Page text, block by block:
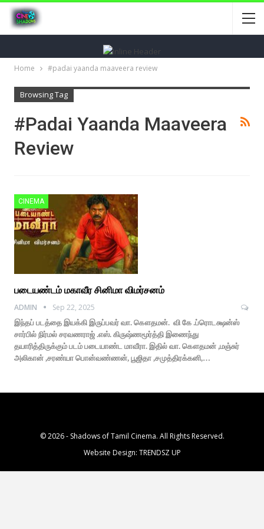
Home #padai yaanda maaveera review
Browsing Tag
#padai Yaanda Maaveera
Review
CINEMA
படையண்டம் மகாவீர சினிமா விமர்சனம்
ADMIN
Sep 22, 2025
இந்தப் படத்தை இயக்கி இருப்பவர் வா. கௌதமன். வி கே .ப்ரொடக்ஷன்ஸ்
சார்பில் நிர்மல் சரவணராஜ் .எஸ். கிருஷ்ணமூர்த்தி இணைந்து
தயாரித்திருக்கும் படம் படையாண்ட மாவீரா. இதில் வா. கௌதமன் ,மஞ்சுர்
அலிகான் ,சரண்யா பொன்வண்ணன், பூஜிதா ,சமுத்திரக்கனி,…
© 2026 - Shadows of Tamil Cinema. All Rights Reserved.
Website Design: TRENDSZ UP